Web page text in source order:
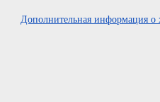
Дополнительная информация о